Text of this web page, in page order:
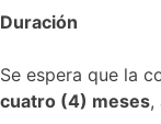
Duración
Se espera que la
cuatro (4) meses,